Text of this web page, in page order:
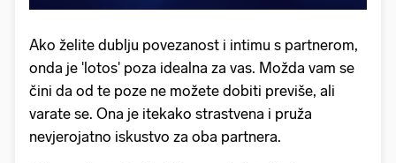
Ako želite dublju povezanost i intimu s partnerom,
onda je 'lotos' poza idealna za vas. Možda vam se
čini da od te poze ne možete dobiti previše, ali
varate se. Ona je itekako strastvena i pruža
nevjerojatno iskustvo za oba partnera.